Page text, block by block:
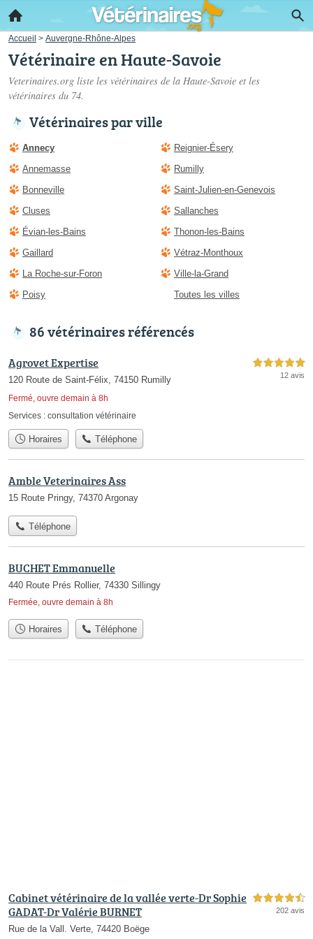
Accueil > Auvergne-Rhône-Alpes
Vétérinaire en Haute-Savoie
Veterinaires.org liste les vétérinaires de la Haute-Savoie et les
vétérinaires du 74.
Vétérinaires par ville
Annecy
Annemasse
Bonneville
Cluses
Évian-les-Bains
Gaillard
La Roche-sur-Foron
Poisy
Reignier-Ésery
Rumilly
Saint-Julien-en-Genevois
Sallanches
Thonon-les-Bains
Vétraz-Monthoux
Ville-la-Grand
Toutes les villes
86 vétérinaires référencés
Agrovet Expertise
120 Route de Saint-Félix, 74150 Rumilly
Fermé, ouvre demain à 8h
5,0 étoiles sur 5
12 avis
Services : consultation vétérinaire
Horaires Téléphone
Amble Veterinaires Ass
15 Route Pringy, 74370 Argonay
Téléphone
BUCHET Emmanuelle
440 Route Prés Rollier, 74330 Sillingy
Fermée, ouvre demain à 8h
Horaires Téléphone
Cabinet vétérinaire de la vallée verte-Dr Sophie
GADAT-Dr Valérie BURNET
Rue de la Vall. Verte, 74420 Boëge
4,5 étoiles sur 5
202 avis